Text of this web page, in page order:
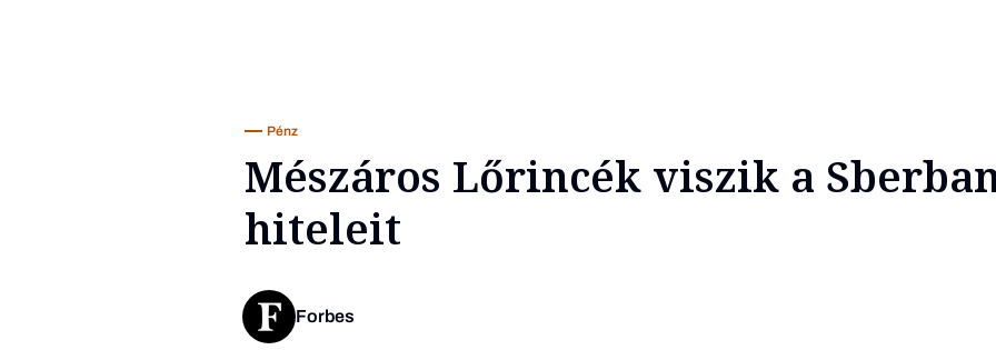
Pénz
Mészáros Lőrincék viszik a
hiteleit
Forbes